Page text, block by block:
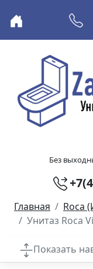
Перейти к
Без
Главная
Roca
Унитаз Roca
Показать